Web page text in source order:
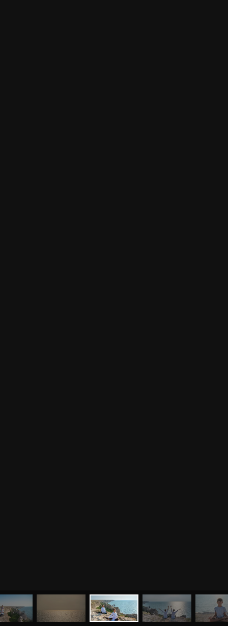
ЙОГА СЕМИНАРЫ МЕНЮ О НАС МАГАЗИН